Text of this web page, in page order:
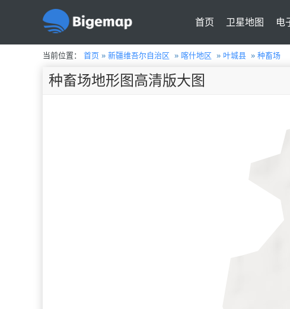
首页 卫星地图 电
当前位置： 首页 » 新疆维吾尔自治区 » 喀什地区 » 叶城县 » 种畜场
种畜场地形图高清版大图